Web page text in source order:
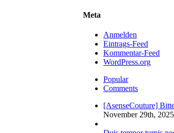
Meta
Anmelden
Eintrags-Feed
Kommentar-Feed
WordPress.org
Popular
Comments
[AsenseCouture]
November 29th, 2025